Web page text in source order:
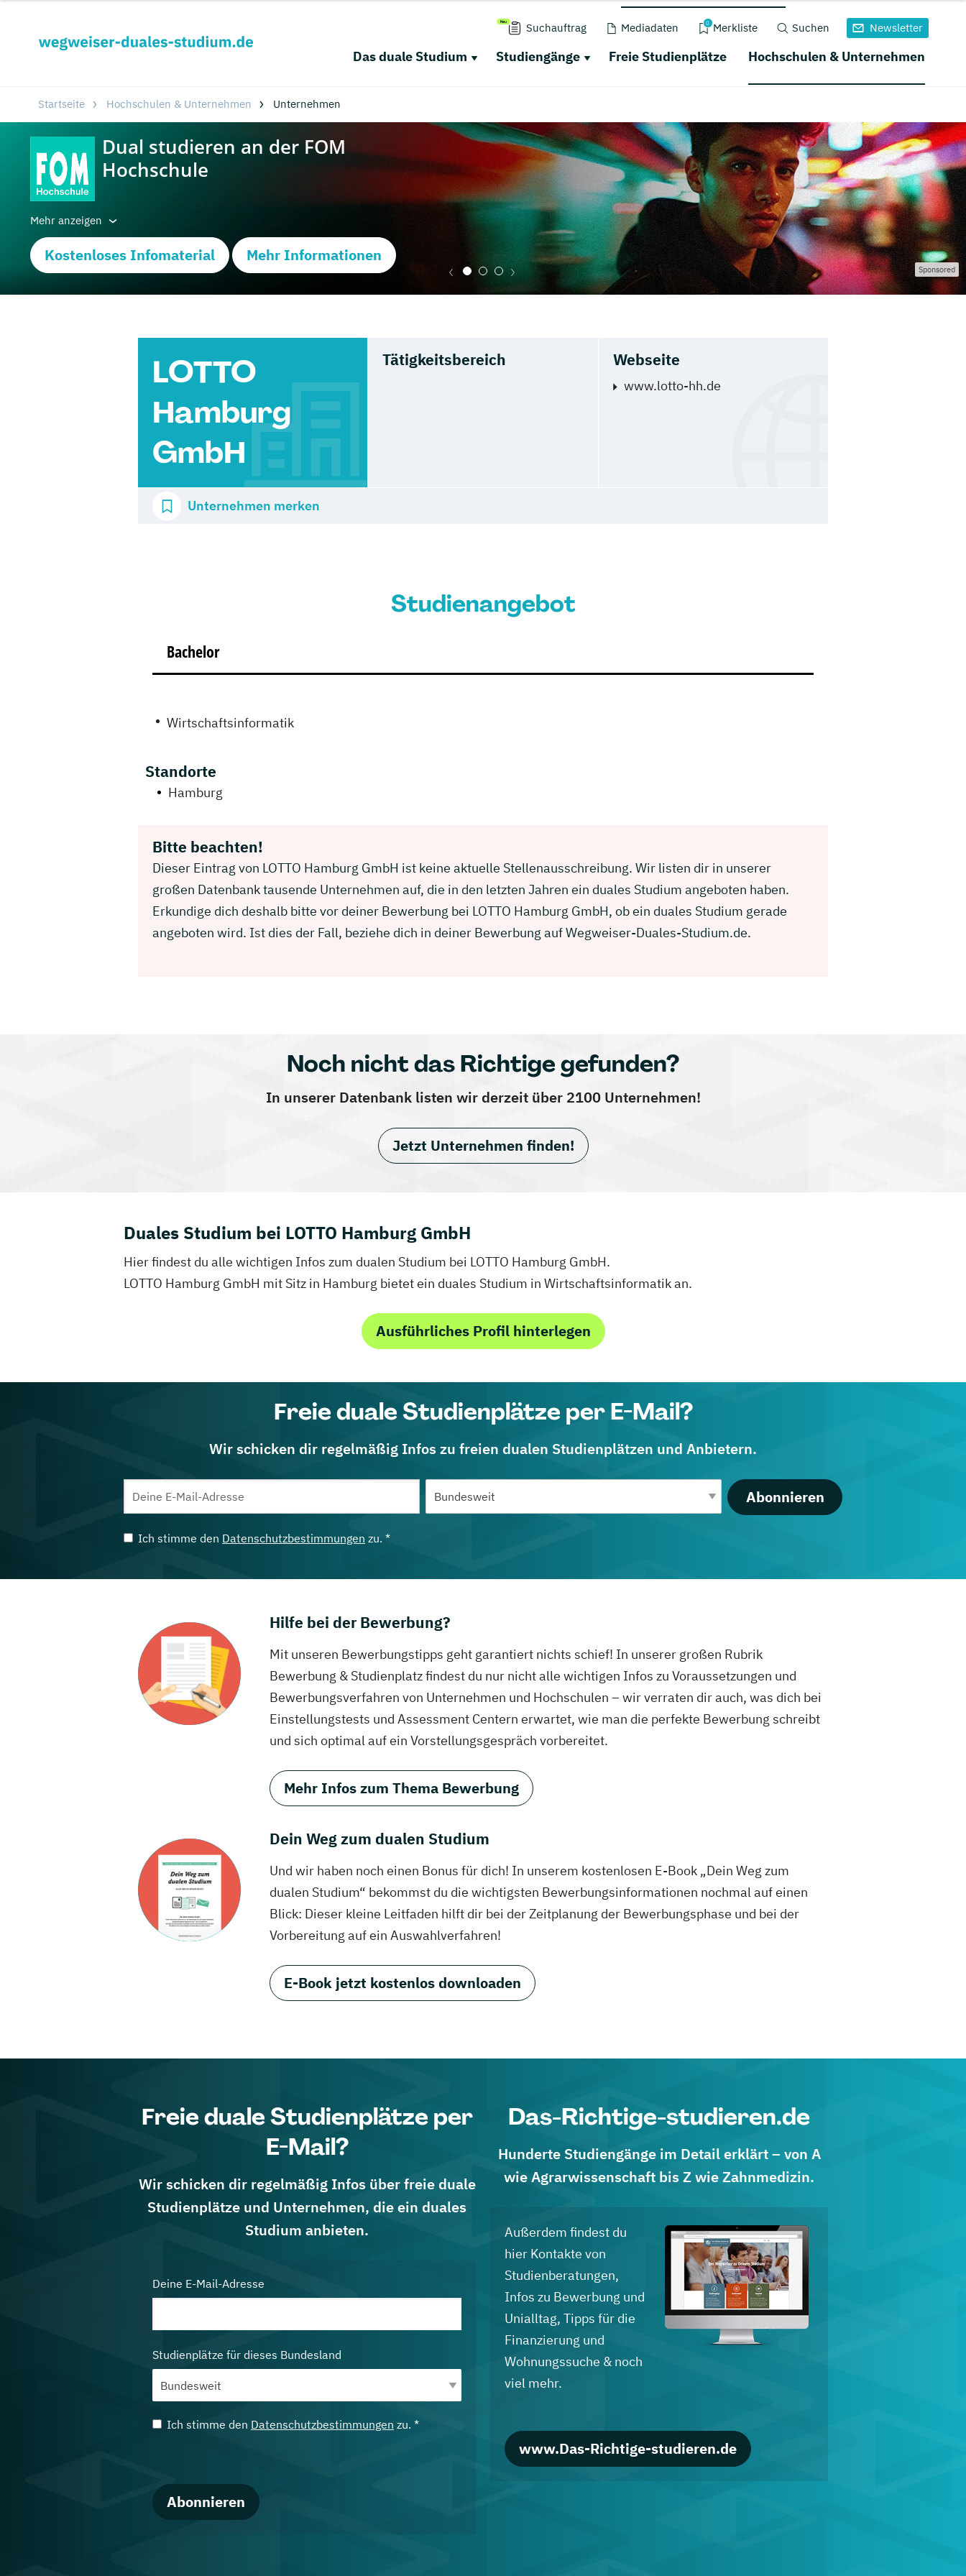
Suchauftrag Mediadaten 0 Merkliste Suchen Newsletter
Das duale Studium Studiengänge Freie Studienplätze Hochschulen & Unternehmen
Startseite Hochschulen & Unternehmen Unternehmen
Mehr anzeigen
Kostenloses Infomaterial Mehr Informationen
Sponsored
LOTTO
Hamburg
GmbH
Tätigkeitsbereich Webseite
www.lotto-hh.de
Unternehmen merken
Studienangebot
Bachelor
Wirtschaftsinformatik
Standorte
Hamburg
Bitte beachten!
Dieser Eintrag von LOTTO Hamburg GmbH ist keine aktuelle Stellenausschreibung. Wir listen dir in unserer
großen Datenbank tausende Unternehmen auf, die in den letzten Jahren ein duales Studium angeboten haben.
Erkundige dich deshalb bitte vor deiner Bewerbung bei LOTTO Hamburg GmbH, ob ein duales Studium gerade
angeboten wird. Ist dies der Fall, beziehe dich in deiner Bewerbung auf Wegweiser-Duales-Studium.de.
Noch nicht das Richtige gefunden?
In unserer Datenbank listen wir derzeit über 2100 Unternehmen!
Jetzt Unternehmen finden!
Duales Studium bei LOTTO Hamburg GmbH
Hier findest du alle wichtigen Infos zum dualen Studium bei LOTTO Hamburg GmbH.
LOTTO Hamburg GmbH mit Sitz in Hamburg bietet ein duales Studium in Wirtschaftsinformatik an.
Ausführliches Profil hinterlegen
Freie duale Studienplätze per E-Mail?
Wir schicken dir regelmäßig Infos zu freien dualen Studienplätzen und Anbietern.
Abonnieren
Ich stimme den Datenschutzbestimmungen zu. *
Hilfe bei der Bewerbung?
Mit unseren Bewerbungstipps geht garantiert nichts schief! In unserer großen Rubrik
Bewerbung & Studienplatz findest du nur nicht alle wichtigen Infos zu Voraussetzungen und
Bewerbungsverfahren von Unternehmen und Hochschulen – wir verraten dir auch, was dich bei
Einstellungstests und Assessment Centern erwartet, wie man die perfekte Bewerbung schreibt
und sich optimal auf ein Vorstellungsgespräch vorbereitet.
Mehr Infos zum Thema Bewerbung
Dein Weg zum dualen Studium
Und wir haben noch einen Bonus für dich! In unserem kostenlosen E-Book „Dein Weg zum
dualen Studium“ bekommst du die wichtigsten Bewerbungsinformationen nochmal auf einen
Blick: Dieser kleine Leitfaden hilft dir bei der Zeitplanung der Bewerbungsphase und bei der
Vorbereitung auf ein Auswahlverfahren!
E-Book jetzt kostenlos downloaden
Freie duale Studienplätze per
E-Mail?
Wir schicken dir regelmäßig Infos über freie duale
Studienplätze und Unternehmen, die ein duales
Studium anbieten.
Deine E-Mail-Adresse
Studienplätze für dieses Bundesland
Ich stimme den Datenschutzbestimmungen zu. *
Abonnieren
Das-Richtige-studieren.de
Hunderte Studiengänge im Detail erklärt – von A
wie Agrarwissenschaft bis Z wie Zahnmedizin.
Außerdem findest du
hier Kontakte von
Studienberatungen,
Infos zu Bewerbung und
Unialltag, Tipps für die
Finanzierung und
Wohnungssuche & noch
viel mehr.
www.Das-Richtige-studieren.de